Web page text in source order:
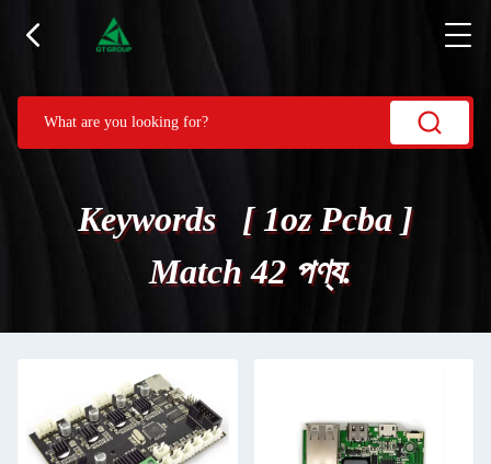
Keywords [ 1oz Pcba ]
Match 42 পণ্য.